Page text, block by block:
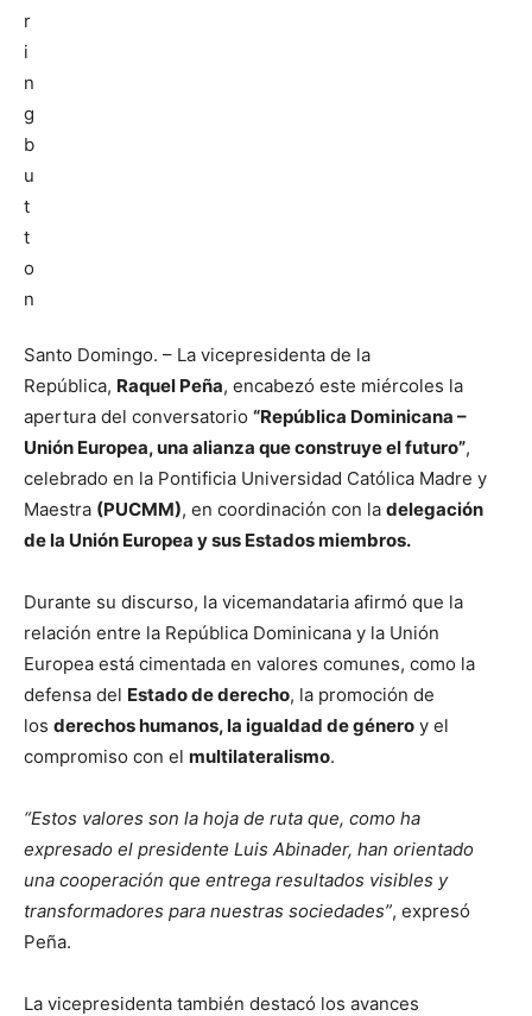
Santo Domingo. – La vicepresidenta de la
República, Raquel Peña, encabezó este miércoles la
apertura del conversatorio “República Dominicana –
Unión Europea, una alianza que construye el futuro”,
celebrado en la Pontificia Universidad Católica Madre y
Maestra (PUCMM), en coordinación con la delegación
de la Unión Europea y sus Estados miembros.
Durante su discurso, la vicemandataria afirmó que la
relación entre la República Dominicana y la Unión
Europea está cimentada en valores comunes, como la
defensa del Estado de derecho, la promoción de
los derechos humanos, la igualdad de género y el
compromiso con el multilateralismo.
“Estos valores son la hoja de ruta que, como ha
expresado el presidente Luis Abinader, han orientado
una cooperación que entrega resultados visibles y
transformadores para nuestras sociedades”, expresó
Peña.
La vicepresidenta también destacó los avances